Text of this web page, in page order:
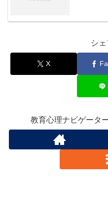
シ
X
教育心理ナビゲータ